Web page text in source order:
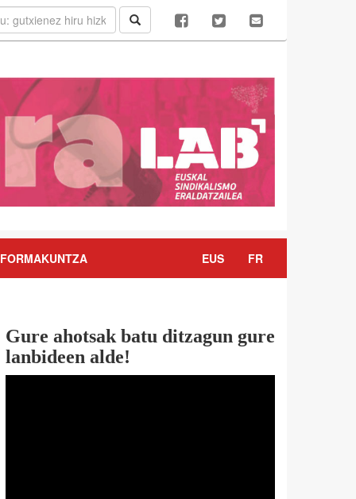
FORMAKUNTZA EUS FR
Gure ahotsak batu ditzagun gure
lanbideen alde!